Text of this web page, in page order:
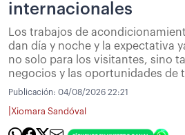
internacionales
Los trabajos de
dan día y noche y la expectativa
no solo para los visitantes, sino
negocios y las oportunidades de
Publicación: 04/08/2026 22:21
Xiomara Sandóval